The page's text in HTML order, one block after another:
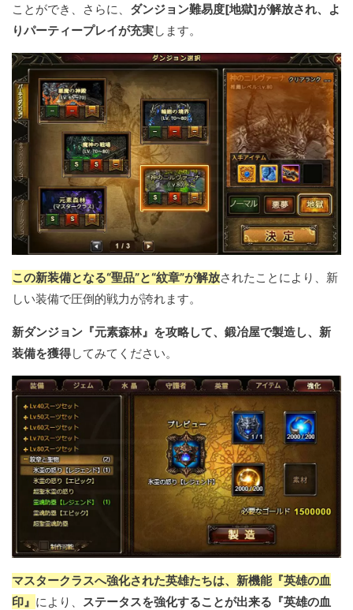
ことができ、さらに、 ダンジョン難易度[地獄]が解放され、よ
りパーティープレイが充実します。
この新装備となる“聖品”と“紋章”が解放されたことにより、新
しい装備で圧倒的戦力が誇れます。
新ダンジョン『元素森林』を攻略して、鍛冶屋で製造し、新
装備を獲得してみてください。
マスタークラスへ強化された英雄たちは、新機能『英雄の血
印』 により、 ステータスを強化することが出来る『英雄の血